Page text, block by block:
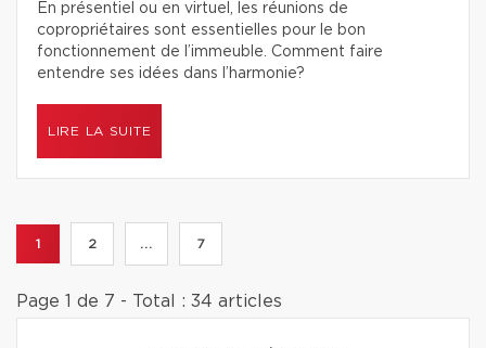
En présentiel ou en virtuel, les réunions de
copropriétaires sont essentielles pour le bon
fonctionnement de l’immeuble. Comment faire
entendre ses idées dans l’harmonie?
LIRE LA SUITE
1 2 ... 7
Page 1 de 7 - Total : 34 articles